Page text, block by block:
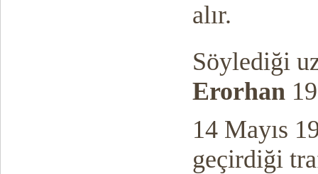
alır.
Söylediği
Erorhan
14 Mayıs
geçirdiği